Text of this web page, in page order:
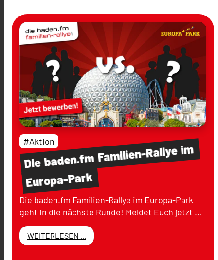
Diebaden.fmFamilien-Rallyeim
Europa-Park
#Aktion
Die baden.fm Familien-Rallye im Europa-Park
geht in die nächste Runde! Meldet Euch jetzt …
WEITERLESEN ...